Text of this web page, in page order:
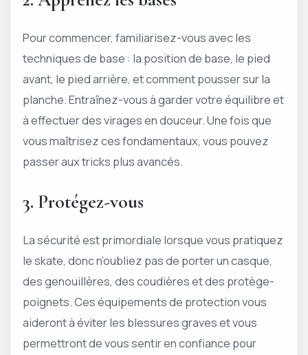
Pour commencer, familiarisez-vous avec les
techniques de base : la position de base, le pied
avant, le pied arrière, et comment pousser sur la
planche. Entraînez-vous à garder votre équilibre et
à effectuer des virages en douceur. Une fois que
vous maîtrisez ces fondamentaux, vous pouvez
passer aux tricks plus avancés.
3. Protégez-vous
La sécurité est primordiale lorsque vous pratiquez
le skate, donc n’oubliez pas de porter un casque,
des genouillères, des coudières et des protège-
poignets. Ces équipements de protection vous
aideront à éviter les blessures graves et vous
permettront de vous sentir en confiance pour